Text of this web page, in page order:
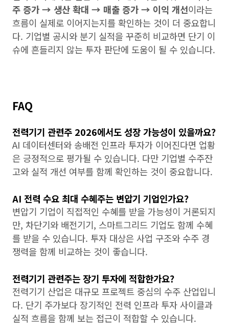
주 증가 → 생산 확대 → 매출 증가 → 이익 개선이라는
흐름이 실제로 이어지는지를 확인하는 것이 더 중요합니
다. 기업별 공시와 분기 실적을 꾸준히 비교하면 단기 이
슈에 흔들리지 않는 투자 판단에 도움이 될 수 있습니다.
FAQ
전력기기 관련주 2026에서도 성장 가능성이 있을까요?
AI 데이터센터와 송배전 인프라 투자가 이어진다면 업황
은 긍정적으로 평가될 수 있습니다. 다만 기업별 수주잔
고와 실적 개선 여부를 함께 확인하는 것이 중요합니다.
AI 전력 수요 최대 수혜주는 변압기 기업인가요?
변압기 기업이 직접적인 수혜를 받을 가능성이 거론되지
만, 차단기와 배전기기, 스마트그리드 기업도 함께 수혜
를 받을 수 있습니다. 투자 대상은 사업 구조와 수주 경
쟁력을 함께 비교하는 것이 좋습니다.
전력기기 관련주는 장기 투자에 적합한가요?
전력기기 산업은 대규모 프로젝트 중심의 수주 산업입니
다. 단기 주가보다 장기적인 전력 인프라 투자 사이클과
실적 흐름을 함께 보는 접근이 적합할 수 있습니다.